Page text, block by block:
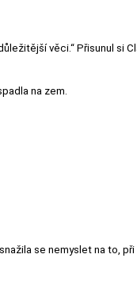
věci.“ Přisunul si
na zem.
se nemyslet na to,